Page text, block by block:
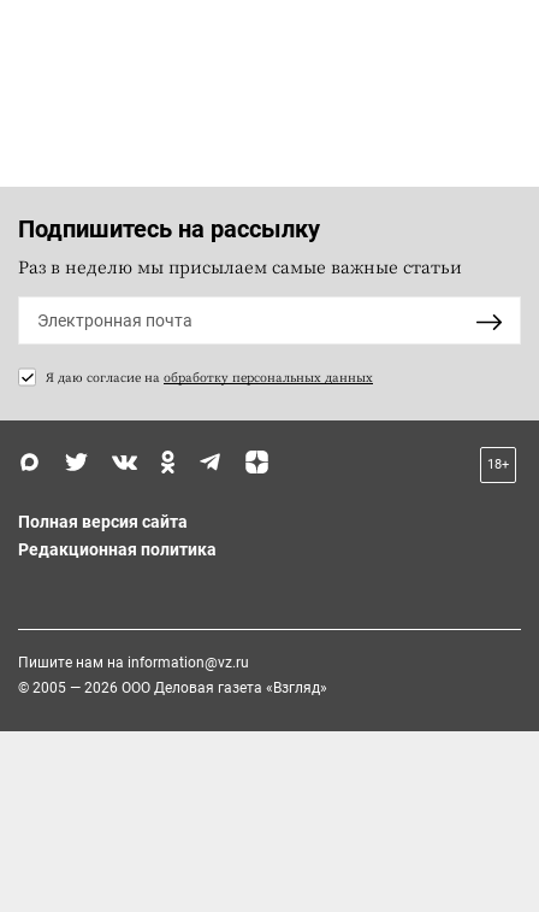
Подпишитесь на рассылку
Раз в неделю мы присылаем самые важные статьи
Я даю согласие на обработку персональных данных
18+
Полная версия сайта
Редакционная политика
Пишите нам на information@vz.ru
© 2005 — 2026 ООО Деловая газета «Взгляд»